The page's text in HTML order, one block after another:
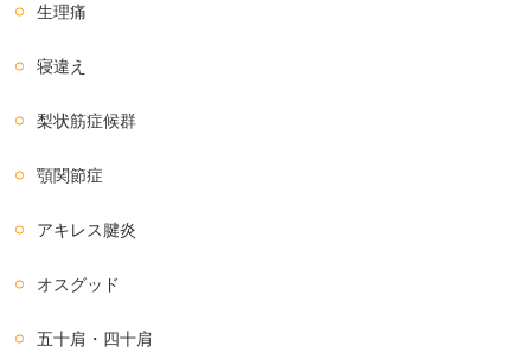
生理痛
寝違え
梨状筋症候群
顎関節症
アキレス腱炎
オスグッド
五十肩・四十肩